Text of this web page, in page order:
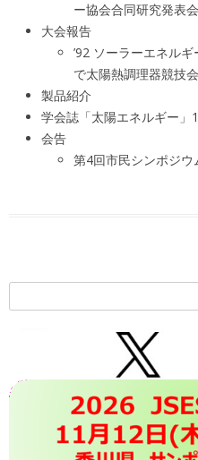
ー協会合同研究発表
大会報告
’92 ソーラーエネル
で太陽熱調理器競技
製品紹介
学会誌「太陽エネルギー」
会告
第4回市民シンポジ
索: